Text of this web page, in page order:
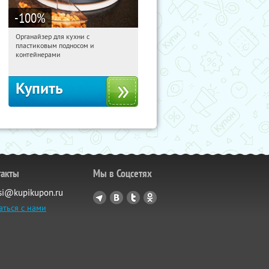
-100%
01:14:48 Получили:
Россия
Органайзер для кухни с
пластиковым подносом и
контейнерами
Купить
с нами
Мы в Соцсетях